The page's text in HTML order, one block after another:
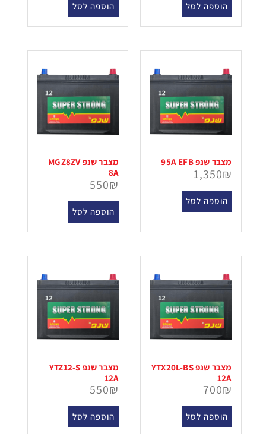
הוספה לסל הוספה לסל
מצבר שנפ 95A EFB
1,350₪
הוספה לסל
מצבר שנפ MGZ8ZV
8A
550₪
הוספה לסל
מצבר שנפ YTX20L-BS
12A
700₪
הוספה לסל
מצבר שנפ YTZ12-S
12A
550₪
הוספה לסל